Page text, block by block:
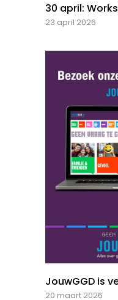
30 april:
23 april 2026
JouwGGD is
20 maart 2026